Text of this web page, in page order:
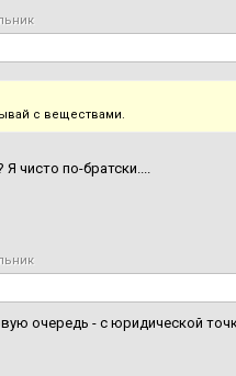
с веществами.
чисто по-братски....
очередь - с юридической